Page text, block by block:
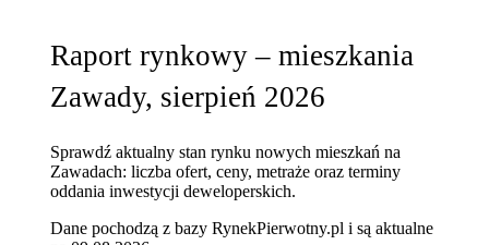
Raport rynkowy – mieszkania
Zawady, sierpień 2026
Sprawdź aktualny stan rynku nowych mieszkań na
Zawadach: liczba ofert, ceny, metraże oraz terminy
oddania inwestycji deweloperskich.
Dane pochodzą z bazy RynekPierwotny.pl i są aktualne